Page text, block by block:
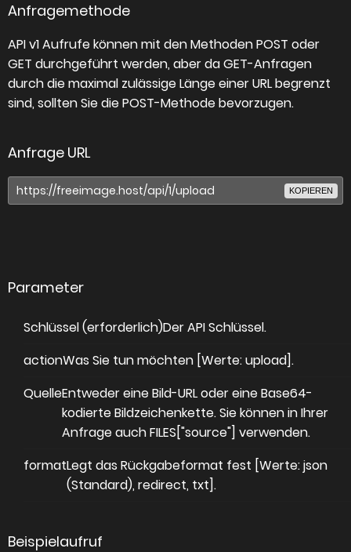
Anfragemethode
API v1 Aufrufe können mit den Methoden POST oder
GET durchgeführt werden, aber da GET-Anfragen
durch die maximal zulässige Länge einer URL begrenzt
sind, sollten Sie die POST-Methode bevorzugen.
Anfrage URL
KOPIEREN
Parameter
Schlüssel (erforderlich)Der API Schlüssel.
actionWas Sie tun möchten [Werte: upload].
QuelleEntweder eine Bild-URL oder eine Base64-
kodierte Bildzeichenkette. Sie können in Ihrer
Anfrage auch FILES["source"] verwenden.
formatLegt das Rückgabeformat fest [Werte: json
(Standard), redirect, txt].
Beispielaufruf